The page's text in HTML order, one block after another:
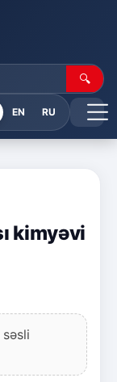
🔍
EN RU
kimyəvi
səsli